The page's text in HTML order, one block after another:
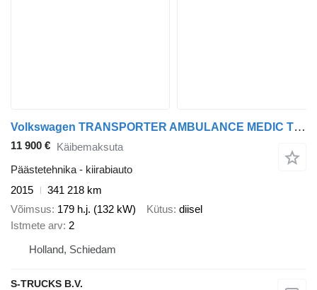
Volkswagen TRANSPORTER AMBULANCE MEDIC TRUCK
11 900 € Käibemaksuta
Päästetehnika - kiirabiauto
2015
341 218 km
Võimsus 179 h.j. (132 kW) Kütus diisel
Istmete arv 2
Holland, Schiedam
S-TRUCKS B.V.